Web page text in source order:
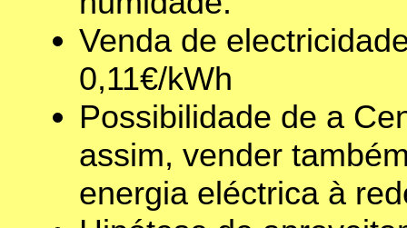
Venda de
0,11€/kWh
Possibilidade de a
assim, vender
energia eléctrica à